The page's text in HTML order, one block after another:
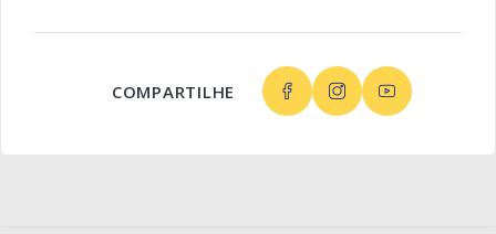
COMPARTILHE